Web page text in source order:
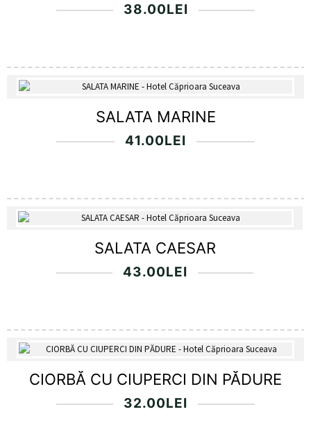
38.00LEI
SALATA MARINE
41.00LEI
SALATA CAESAR
43.00LEI
CIORBĂ CU CIUPERCI DIN PĂDURE
32.00LEI